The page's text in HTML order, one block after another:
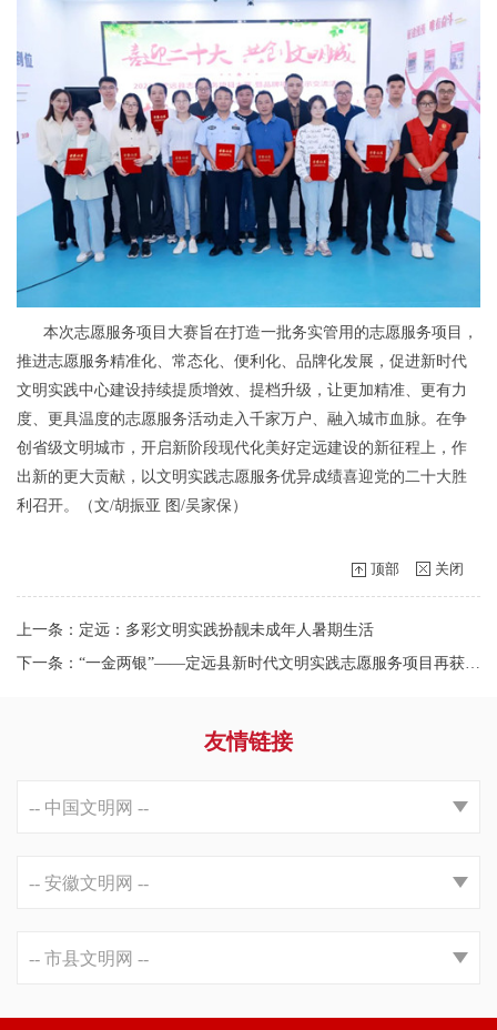
本次志愿服务项目大赛旨在打造一批务实管用的志愿服务项目，
推进志愿服务精准化、常态化、便利化、品牌化发展，促进新时代
文明实践中心建设持续提质增效、提档升级，让更加精准、更有力
度、更具温度的志愿服务活动走入千家万户、融入城市血脉。在争
创省级文明城市，开启新阶段现代化美好定远建设的新征程上，作
出新的更大贡献，以文明实践志愿服务优异成绩喜迎党的二十大胜
利召开。（文/胡振亚 图/吴家保）
顶部 关闭
上一条：定远：多彩文明实践扮靓未成年人暑期生活
下一条：“一金两银”——定远县新时代文明实践志愿服务项目再获佳绩
友情链接